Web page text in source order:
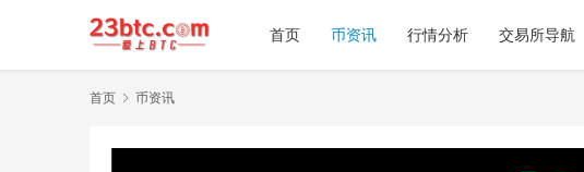
首页 币资讯 行情分析 交易所导航
首页 币资讯